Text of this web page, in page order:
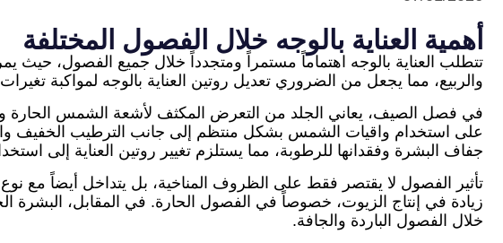
أهمية العناية بالوجه خلال الفصول المختلفة
تتطلب العناية بالوجه اهتماماً مستمراً ومتجدداً خلال جميع الفصول، حيث
والربيع، مما يجعل من الضروري تعديل روتين العناية بالوجه لمواكبة
في فصل الصيف، يعاني الجلد من التعرض المكثف لأشعة الشمس الحارة
على استخدام واقيات الشمس بشكل منتظم إلى جانب الترطيب الخفيف
جفاف البشرة وفقدانها للرطوبة، مما يستلزم تغيير روتين العناية إلى
تأثير الفصول لا يقتصر فقط على الظروف المناخية، بل يتداخل أيضاً مع
زيادة في إنتاج الزيوت، خصوصاً في الفصول الحارة. في المقابل، البشرة
خلال الفصول الباردة والجافة.